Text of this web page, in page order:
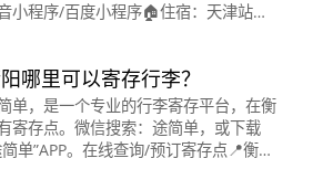
小程序/百度小程序🏠住宿：天津站附
、很多景点的建
哪里可以寄存行李？
单，是一个专业的行李寄存平台，在衡
寄存点。微信搜索：途简单，或下载
简单”APP。在线查询/预订寄存点📍衡阳